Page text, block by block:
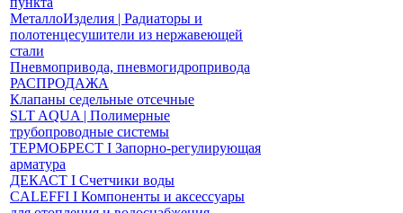
МеталлоИзделия | Радиаторы и
полотенцесушители из нержавеющей
стали
Пневмопривода, пневмогидропривода
РАСПРОДАЖА
Клапаны седельные отсечные
SLT AQUA | Полимерные
трубопроводные системы
ТЕРМОБРЕСТ І Запорно-регулирующая
арматура
ДЕКАСТ І Счетчики воды
CALEFFI І Компоненты и аксессуары